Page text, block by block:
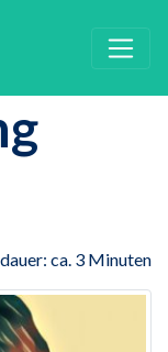
ca. 3 Minuten